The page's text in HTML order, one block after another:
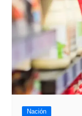
Nación